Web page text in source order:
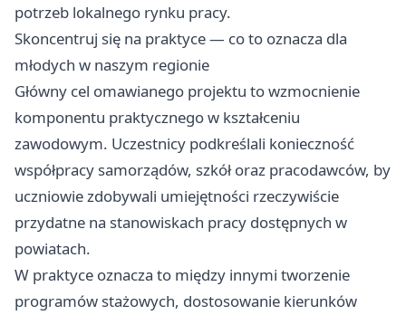
potrzeb lokalnego rynku pracy.
Skoncentruj się na praktyce — co to oznacza dla
młodych w naszym regionie
Główny cel omawianego projektu to wzmocnienie
komponentu praktycznego w kształceniu
zawodowym. Uczestnicy podkreślali konieczność
współpracy samorządów, szkół oraz pracodawców, by
uczniowie zdobywali umiejętności rzeczywiście
przydatne na stanowiskach pracy dostępnych w
powiatach.
W praktyce oznacza to między innymi tworzenie
programów stażowych, dostosowanie kierunków